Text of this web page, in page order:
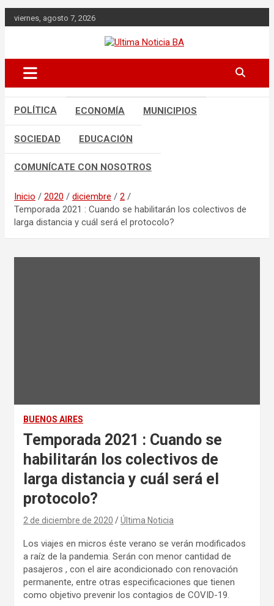
Saltar
al
viernes, agosto 7, 2026
Ultima Noticia BA
Matanza en nuestro portal de noticias.
economía, sociedad y mucho más.
POLÍTICA ECONOMÍA MUNICIPIOS
SOCIEDAD EDUCACIÓN
COMUNÍCATE CON NOSOTROS
Inicio 2020 diciembre
2
Temporada 2021 : Cuando se habilitarán los colectivos de
larga distancia y cuál será el protocolo?
BUENOS AIRES
Temporada 2021 : Cuando se
habilitarán los colectivos de
larga distancia y cuál será el
protocolo?
2 de diciembre de 2020 Última Noticia
Los viajes en micros éste verano se verán modificados
a raíz de la pandemia. Serán con menor cantidad de
pasajeros , con el aire acondicionado con renovación
permanente, entre otras especificaciones que tienen
como objetivo prevenir los contagios de COVID-19.